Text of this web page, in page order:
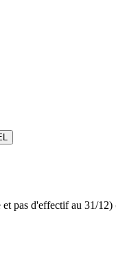
pas d'effectif au 31/